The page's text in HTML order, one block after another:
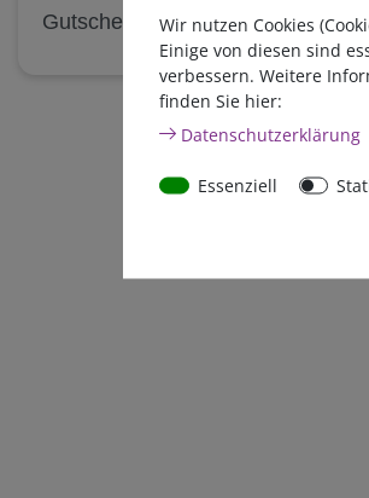
Gutscheine
Wir nutzen Cookies
Einige von diesen sind
verbessern. Weitere
finden Sie hier:
Daten­schutz­erklärung
Essenziell